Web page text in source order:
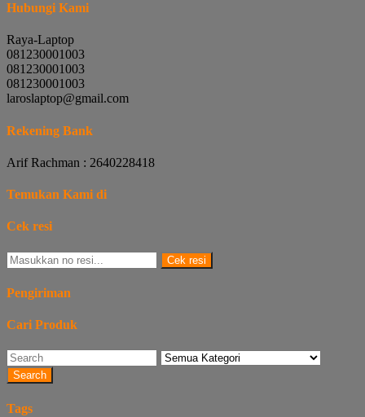
Hubungi Kami
Raya-Laptop
081230001003
081230001003
081230001003
laroslaptop@gmail.com
Rekening Bank
Arif Rachman : 2640228418
Temukan Kami di
Cek resi
Cek resi
Pengiriman
Cari Produk
Search
Tags